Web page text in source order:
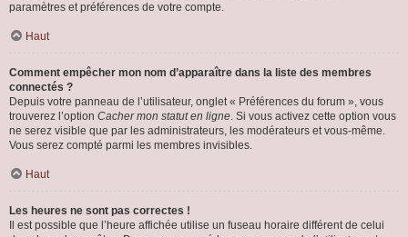
paramètres et préférences de votre compte.
Haut
Comment empêcher mon nom d’apparaître dans la liste des membres
connectés ?
Depuis votre panneau de l’utilisateur, onglet « Préférences du forum », vous
trouverez l’option Cacher mon statut en ligne. Si vous activez cette option vous
ne serez visible que par les administrateurs, les modérateurs et vous-même.
Vous serez compté parmi les membres invisibles.
Haut
Les heures ne sont pas correctes !
Il est possible que l’heure affichée utilise un fuseau horaire différent de celui